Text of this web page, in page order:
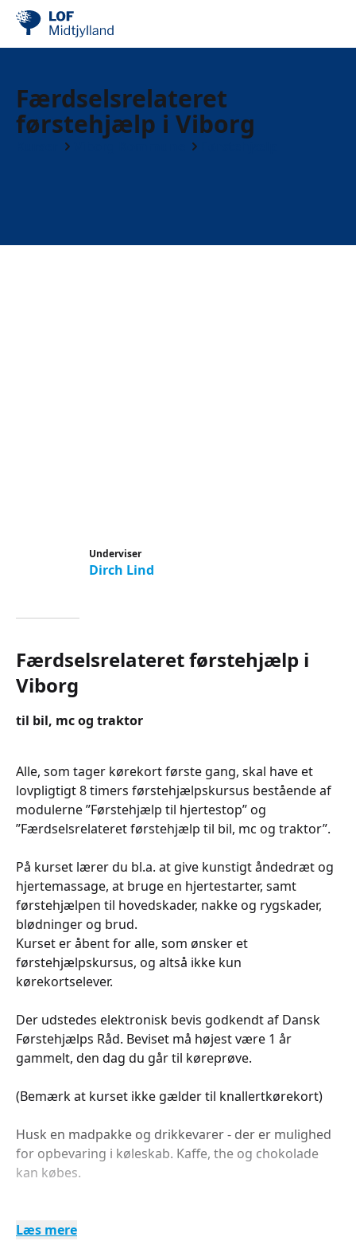
Færdselsrelateret
førstehjælp i Viborg
Underviser
Dirch Lind
Færdselsrelateret førstehjælp i
Viborg
til bil, mc og traktor
Alle, som tager kørekort første gang, skal have et
lovpligtigt 8 timers førstehjælpskursus bestående af
modulerne ”Førstehjælp til hjertestop” og
”Færdselsrelateret førstehjælp til bil, mc og traktor”.
På kurset lærer du bl.a. at give kunstigt åndedræt og
hjertemassage, at bruge en hjertestarter, samt
førstehjælpen til hovedskader, nakke og rygskader,
blødninger og brud.
Kurset er åbent for alle, som ønsker et
førstehjælpskursus, og altså ikke kun
kørekortselever.
Der udstedes elektronisk bevis godkendt af Dansk
Førstehjælps Råd. Beviset må højest være 1 år
gammelt, den dag du går til køreprøve.
(Bemærk at kurset ikke gælder til knallertkørekort)
Husk en madpakke og drikkevarer - der er mulighed
for opbevaring i køleskab. Kaffe, the og chokolade
kan købes.
Læs mere